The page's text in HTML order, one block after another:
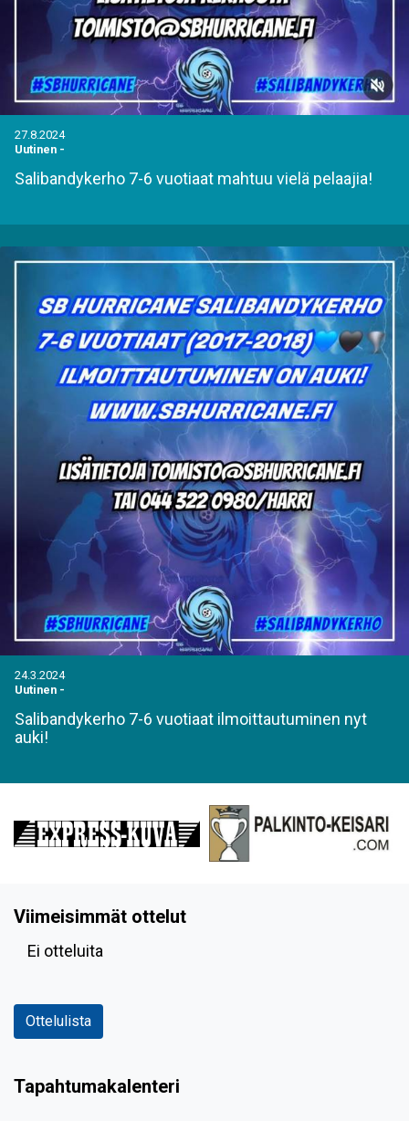
27.8.2024
Uutinen -
Salibandykerho 7-6 vuotiaat mahtuu vielä pelaajia!
24.3.2024
Uutinen -
Salibandykerho 7-6 vuotiaat ilmoittautuminen nyt
auki!
Viimeisimmät ottelut
Ei otteluita
Ottelulista
Tapahtumakalenteri